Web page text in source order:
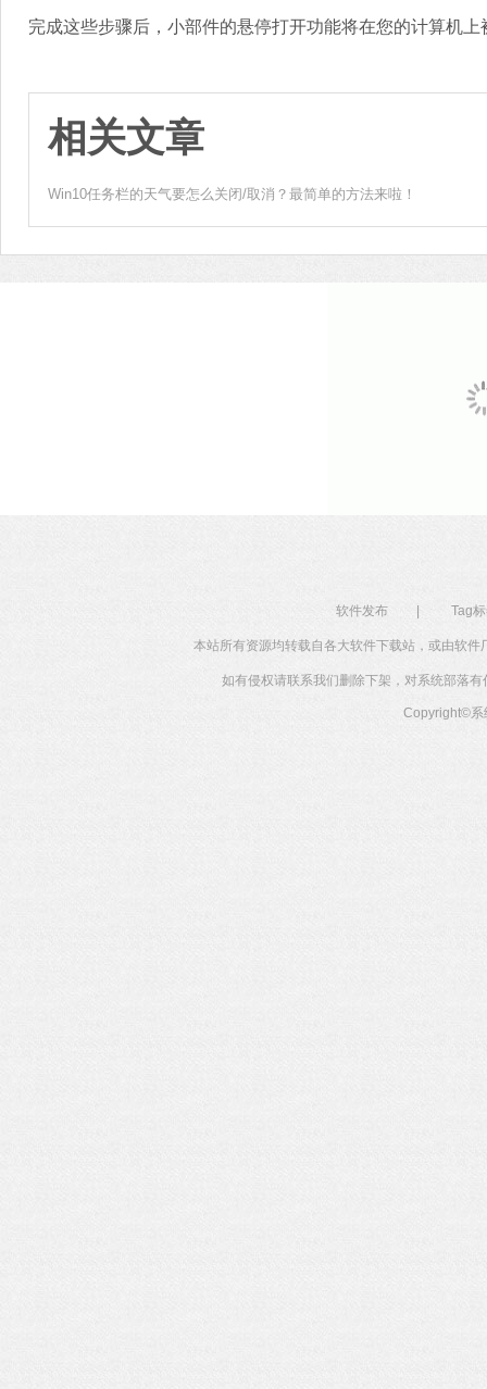
完成这些步骤后，小部件的悬停打开功能将在您的计算机上
相关文章
Win10任务栏的天气要怎么关闭/取消？最简单的方法来啦！
软件发布 | Tag
本站所有资源均转载自各大软件下载站，或由软
如有侵权请联系我们删除下架，对系统部落
Copyright©系